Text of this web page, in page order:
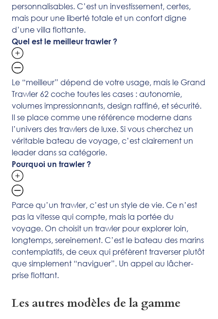
personnalisables. C’est un investissement, certes,
mais pour une liberté totale et un confort digne
d’une villa flottante.
Quel est le meilleur trawler ?
Le “meilleur” dépend de votre usage, mais le Grand
Trawler 62 coche toutes les cases : autonomie,
volumes impressionnants, design raffiné, et sécurité.
Il se place comme une référence moderne dans
l’univers des trawlers de luxe. Si vous cherchez un
véritable bateau de voyage, c’est clairement un
leader dans sa catégorie.
Pourquoi un trawler ?
Parce qu’un trawler, c’est un style de vie. Ce n’est
pas la vitesse qui compte, mais la portée du
voyage. On choisit un trawler pour explorer loin,
longtemps, sereinement. C’est le bateau des marins
contemplatifs, de ceux qui préfèrent traverser plutôt
que simplement “naviguer”. Un appel au lâcher-
prise flottant.
Les autres modèles de la gamme